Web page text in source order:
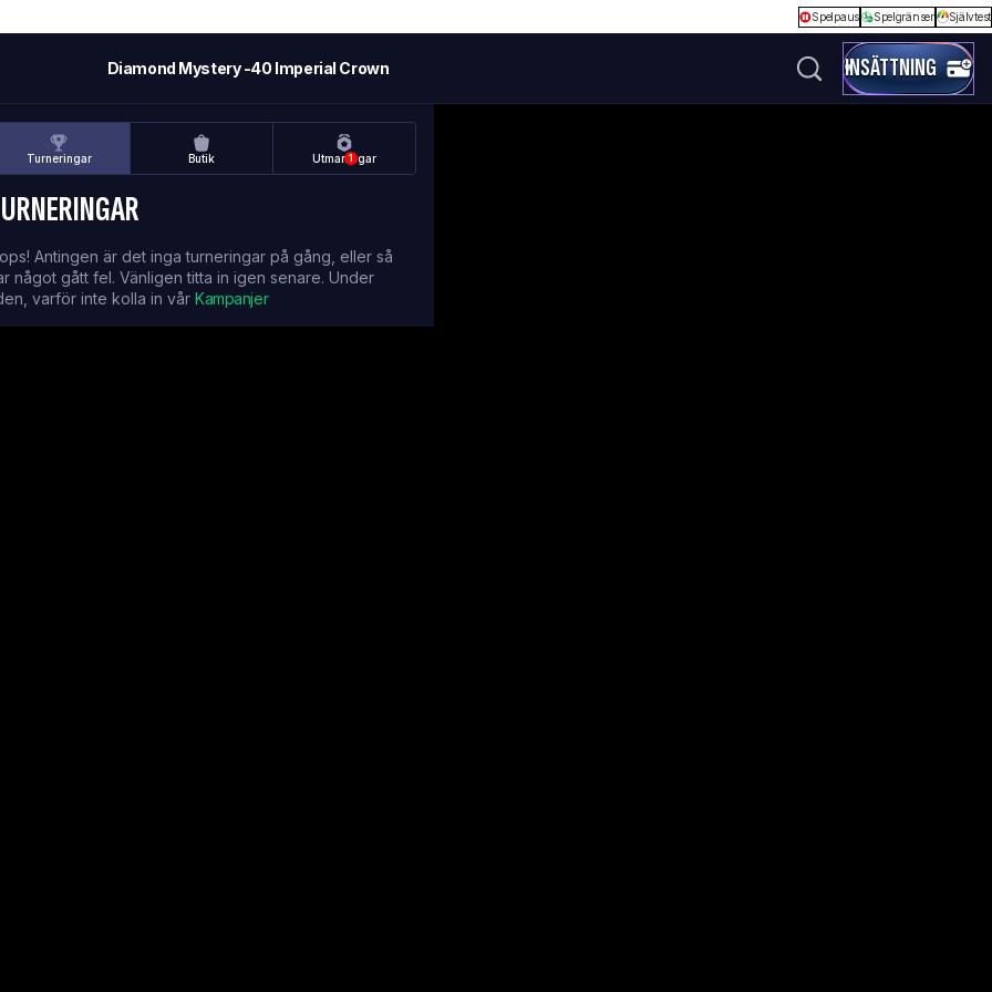
Spelpaus Spelgränser Självtest
Diamond Mystery -40 Imperial Crown INSÄTTNING
Turneringar Butik 1
Utmaningar
Antingen är det inga turneringar på gång, eller så
något gått fel. Vänligen titta in igen senare. Under
varför inte kolla in vår Kampanjer